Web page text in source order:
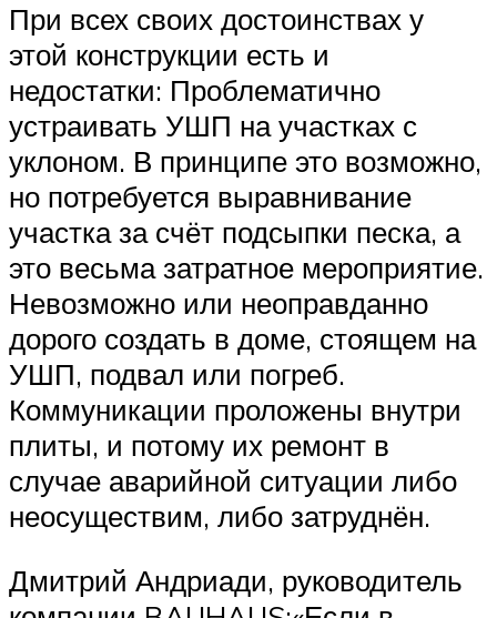
При всех своих достоинствах у
этой конструкции есть и
недостатки: Проблематично
устраивать УШП на участках с
уклоном. В принципе это возможно,
но потребуется выравнивание
участка за счёт подсыпки песка, а
это весьма затратное мероприятие.
Невозможно или неоправданно
дорого создать в доме, стоящем на
УШП, подвал или погреб.
Коммуникации проложены внутри
плиты, и потому их ремонт в
случае аварийной ситуации либо
неосуществим, либо затруднён.
Дмитрий Андриади, руководитель